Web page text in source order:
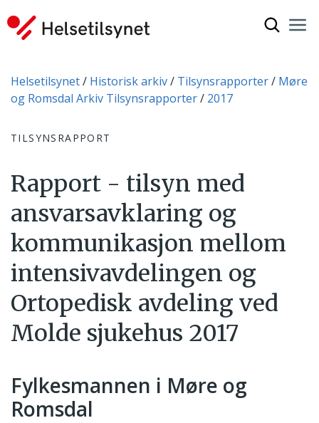
Du er her:
Helsetilsynet Historisk arkiv Tilsynsrapporter
Møre
og Romsdal Arkiv Tilsynsrapporter
2017
TILSYNSRAPPORT
Rapport - tilsyn med
ansvarsavklaring og
kommunikasjon mellom
intensivavdelingen og
Ortopedisk avdeling ved
Molde sjukehus 2017
Fylkesmannen i Møre og
Romsdal